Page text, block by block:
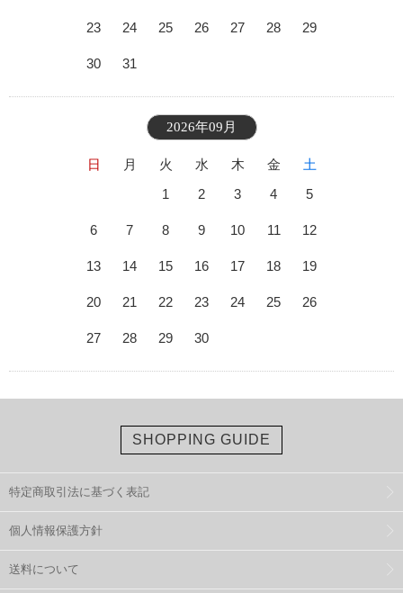
23 24 25 26 27 28 29
30 31
2026年09月
日 月 火 水 木 金
土
1
2 3 4 5
6 7 8 9 10 11 12
13 14 15 16 17 18 19
20 21 22 23 24 25 26
27 28 29 30
SHOPPING GUIDE
特定商取引法に基づく表記
個人情報保護方針
送料について